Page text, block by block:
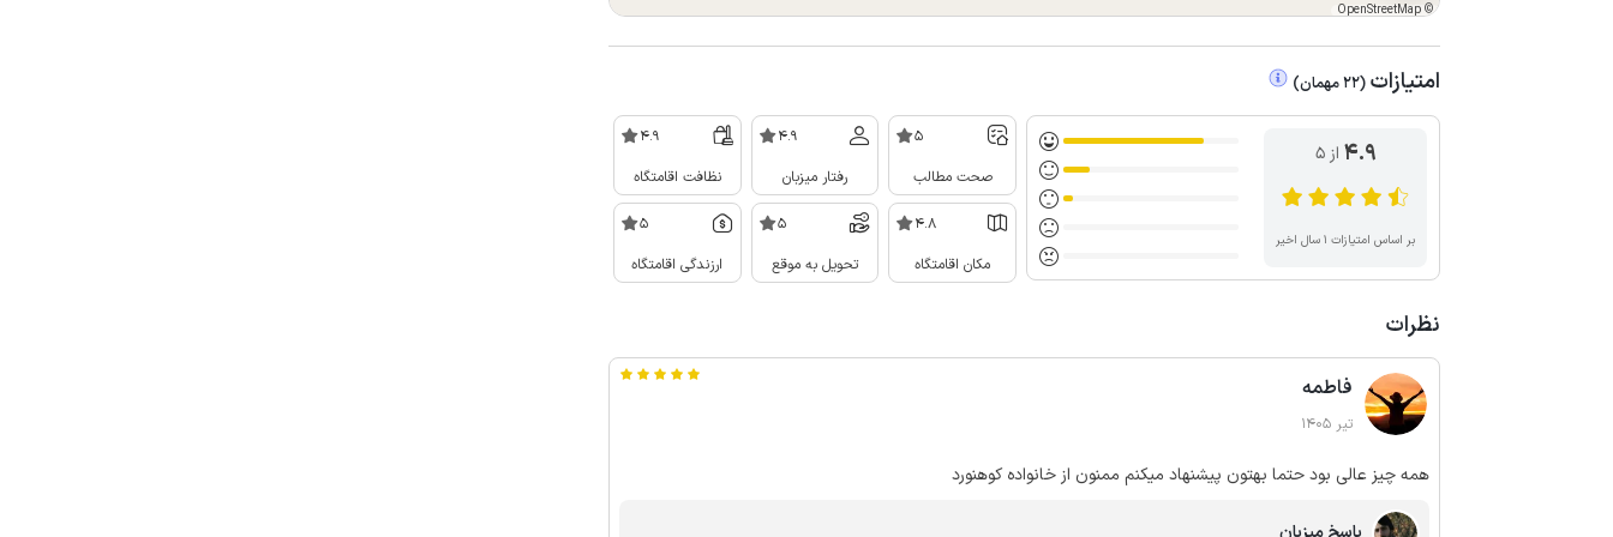
©
OpenStreetMap
امتیازات (
22مهمان)
4.9 از ۵
بر اساس امتیازات ۱ سال اخیر
5
صحت مطالب
4.9
رفتار میزبان
4.9
نظافت اقامتگاه
4.8
مکان اقامتگاه
5
تحویل به موقع
5
ارزندگی اقامتگاه
نظرات
فاطمه
تیر 1405
همه چیز عالی بود حتما بهتون پیشنهاد میکنم ممنون از خانواده کوهنورد